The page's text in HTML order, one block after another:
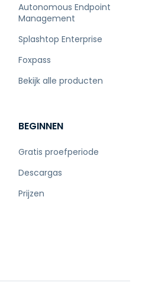
Autonomous Endpoint
Management
Splashtop Enterprise
Foxpass
Bekijk alle producten
BEGINNEN
Gratis proefperiode
Descargas
Prijzen